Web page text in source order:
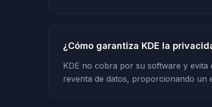
¿Cómo garantiza KDE la
KDE no cobra por su software y evita
reventa de datos, proporcionando un